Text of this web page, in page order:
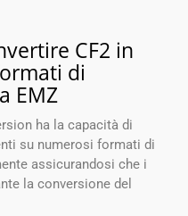
CF2 in
di
EMZ
ha la capacità di
su numerosi formati di
assicurandosi che i
la conversione del